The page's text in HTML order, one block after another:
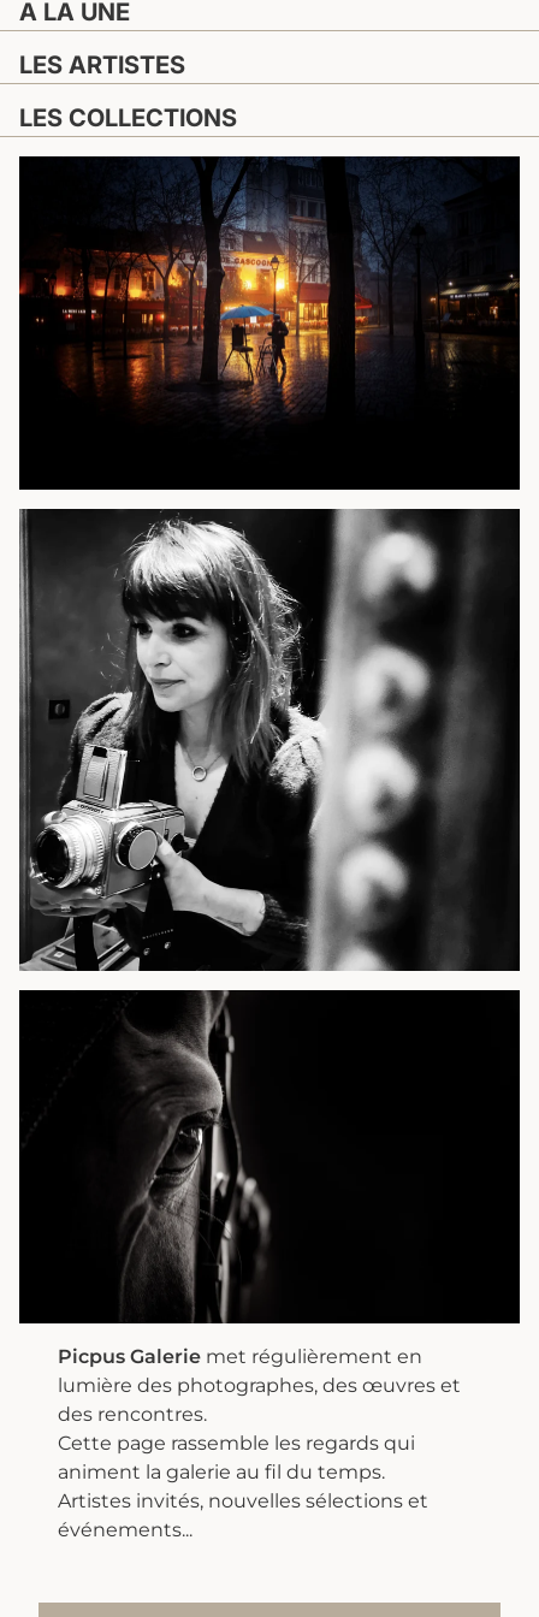
A LA UNE
LES ARTISTES
LES COLLECTIONS
Picpus Galerie met régulièrement en
lumière des photographes, des œuvres et
des rencontres.
Cette page rassemble les regards qui
animent la galerie au fil du temps.
Artistes invités, nouvelles sélections et
événements...